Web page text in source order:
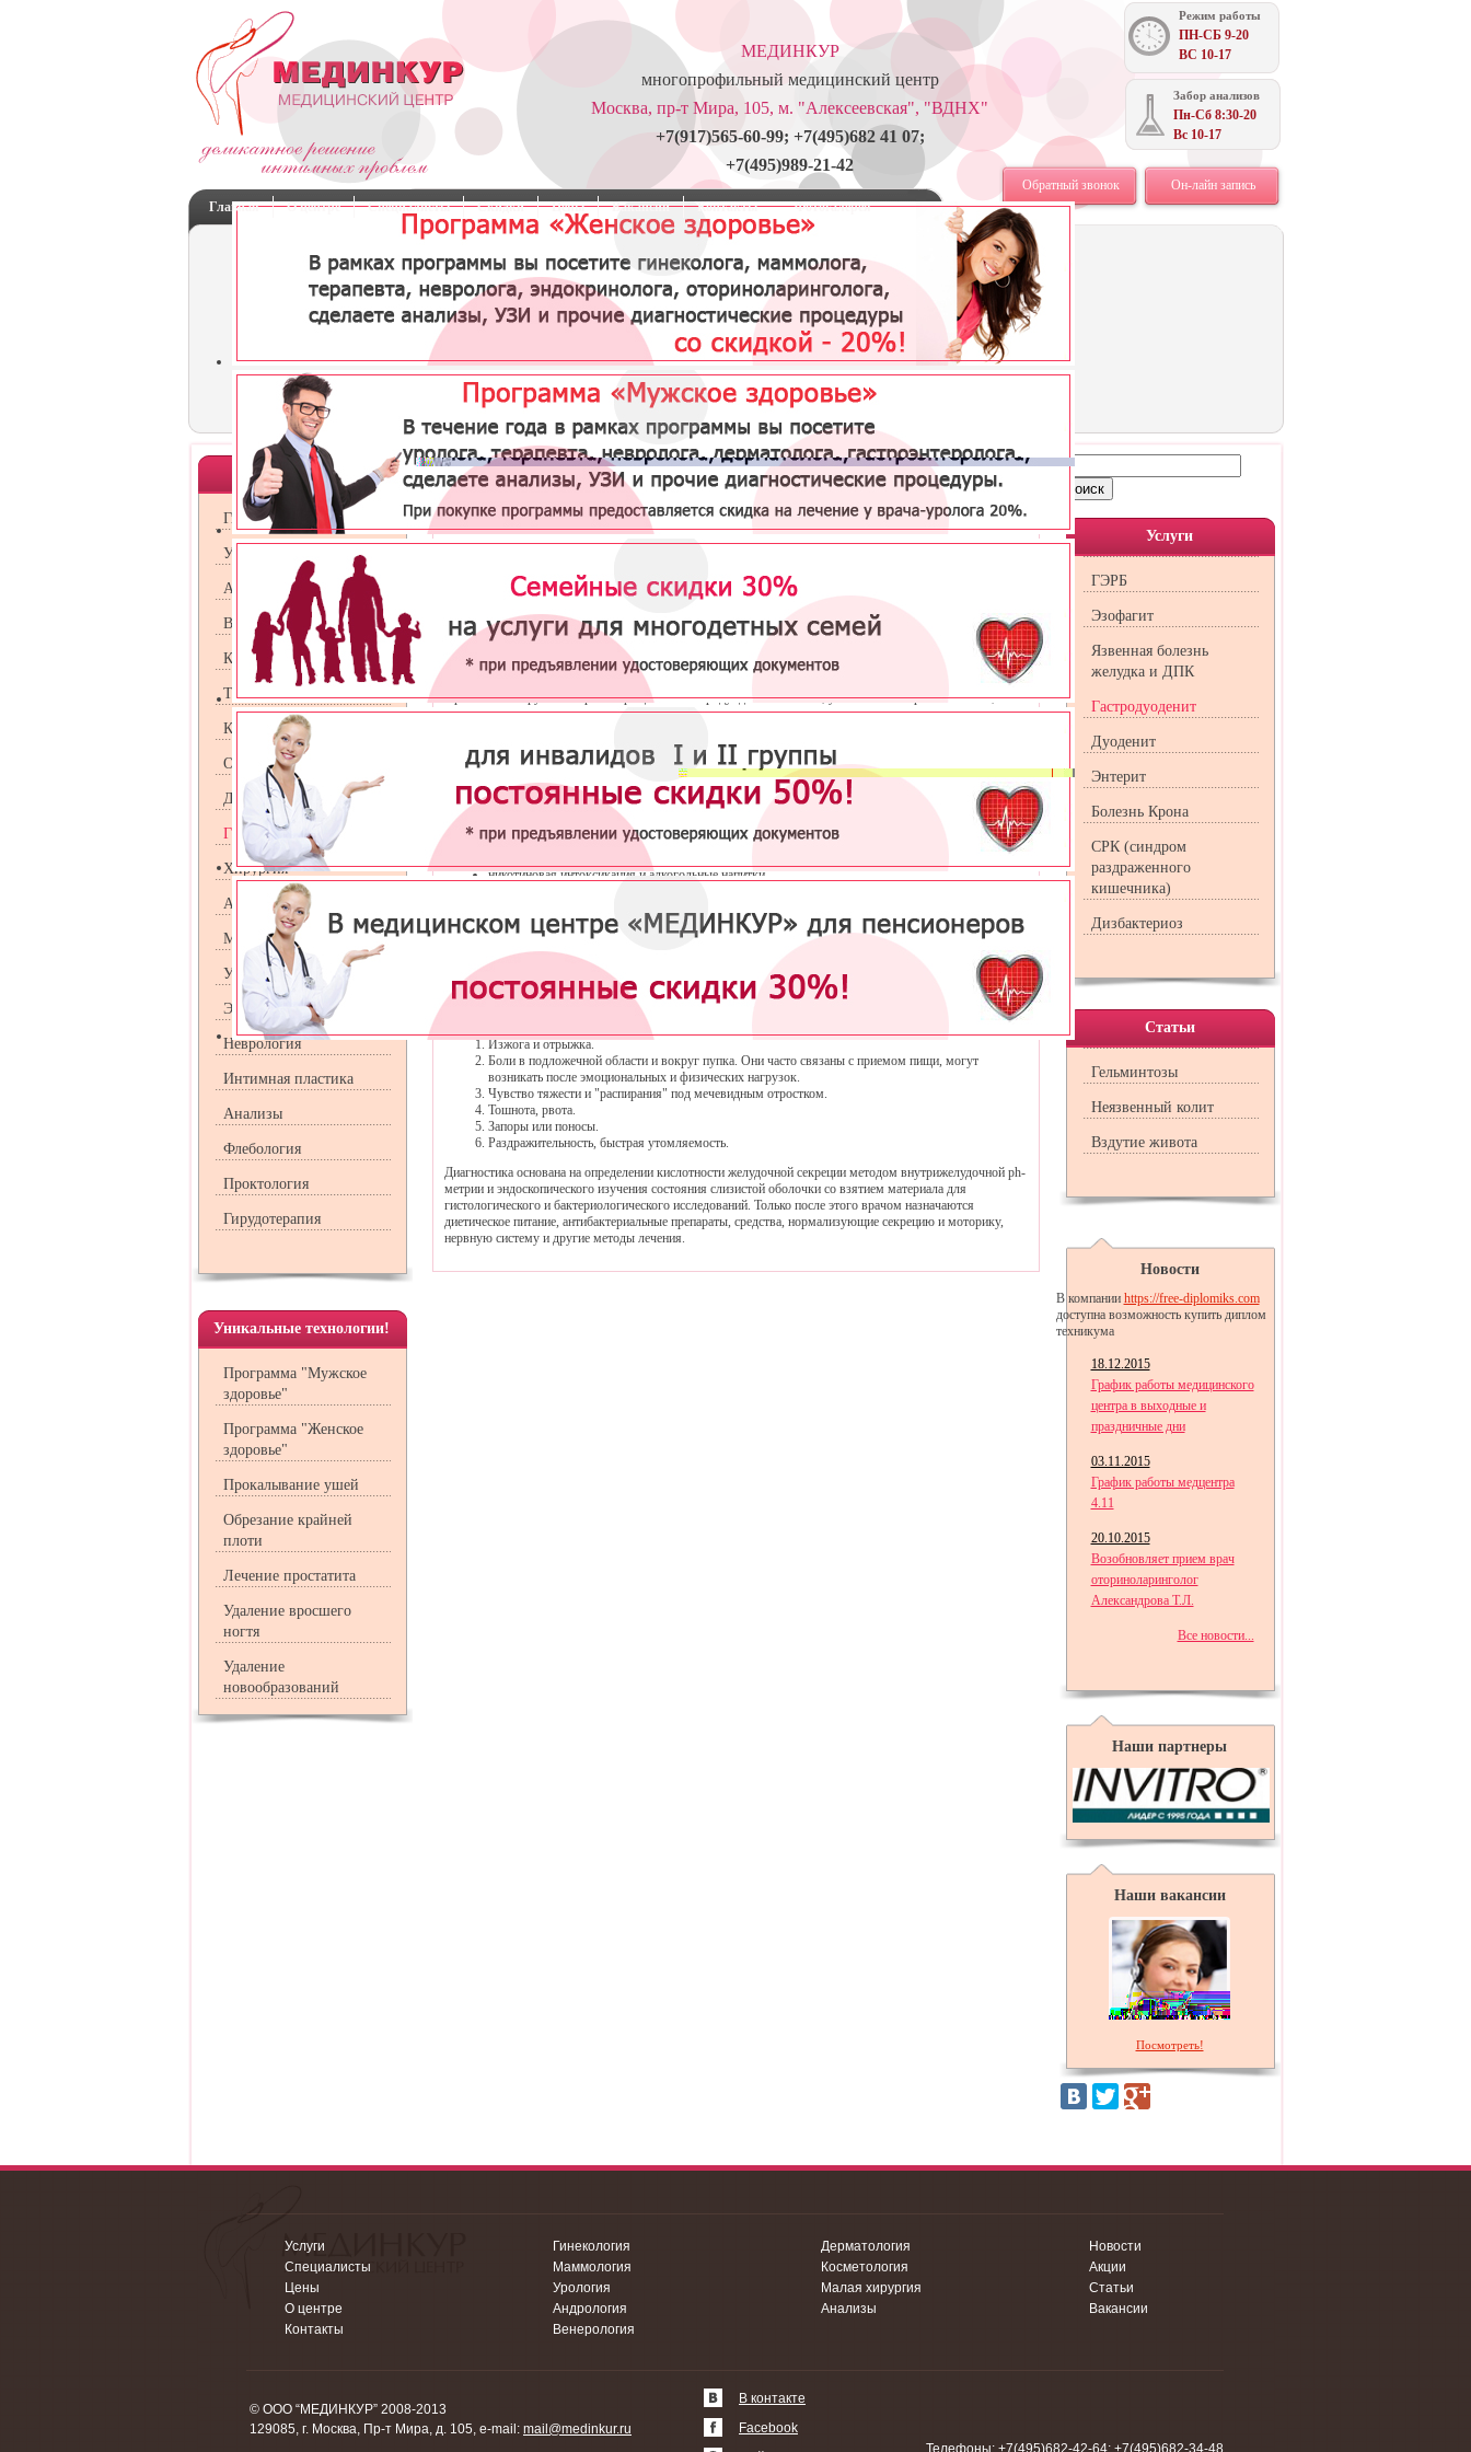
МЕДИНКУР
многопрофильный медицинский центр
Москва, пр-т Мира, 105, м. "Алексеевская", "ВДНХ"
+7(917)565-60-99; +7(495)682 41 07;
+7(495)989-21-42
Режим работы
ПН-СБ 9-20
ВС 10-17
Забор анализов
Пн-Сб 8:30-20
Вс 10-17
Обратный звонок
Он-лайн запись
Главная
О центре Специалисты Скидки Цены Вакансии Контакты Фотогалерея
Отделения
Гинекология
Урология
Андрология
Венерология
Косметология
Терапия
Кардиология
Оториноларингология
Дерматология
Гастроэнтрология
Хирургия
Аллергология
Маммология
УЗИ
Эндокринология
Неврология
Интимная пластика
Анализы
Флебология
Проктология
Гирудотерапия
Уникальные технологии!
Программа "Мужское
здоровье"
Программа "Женское
здоровье"
Прокалывание ушей
Обрезание крайней
плоти
Лечение простатита
Удаление вросшего
ногтя
Удаление
новообразований
Гастродуоденит
Гастродуоденит — это заболевание, сопровождающееся воспалением в желудке, двенадцатиперстной
кишке слизистых оболочек.
По течению болезни различают две формы гастродуоденита — острую и хроническую. В первом случае
он может быть вызван грубой пищей, бактериальной инфекцией, химически агрессивными веществами.
При хронических формах воспаления слизистой оболочки часто возникают эрозивные и язвенные
процессы. В свою очередь хронический гастродуоденит всегда встречается при язвенной болезни желудка
и двенадцатиперстной кишки.
Причины — нарушение кровообращения в гастродуоденальной зоне, уменьшение выработки слизи,
защищающей оболочку, и повышенная секреция клетками желудка соляной кислоты.
стрессовые ситуации и длительные психоэмоциональные нагрузки;
нерациональное питание и систематическое нарушение его режима;
хронические заболевания — эндокринные, сердечно-сосудистые, болезни печени и желчного
пузыря;
прием лекарственных препаратов (нестероидные противовоспалительные, ацетилсалициловая
кислота);
генетическая предрасположенность;
никотиновая интоксикация и алкогольные напитки.
двигательной активности (дискинезия) двенадцатиперстной кишки, агрессивного воздействия (в 75%)
бактерии Helicobacter pylori и других.
Клинические проявления
Гастродуоденит может протекать с нормальной секрецией, пониженной, но чаще всего — с повышенной.
От этого во многом зависит и проявление заболевания. Основные симптомы:
Изжога и отрыжка.
Боли в подложечной области и вокруг пупка. Они часто связаны с приемом пищи, могут
возникать после эмоциональных и физических нагрузок.
Чувство тяжести и "распирания" под мечевидным отростком.
Тошнота, рвота.
Запоры или поносы.
Раздражительность, быстрая утомляемость.
Диагностика основана на определении кислотности желудочной секреции методом внутрижелудочной ph-
метрии и эндоскопического изучения состояния слизистой оболочки со взятием материала для
гистологического и бактериологического исследований. Только после этого врачом назначаются
диетическое питание, антибактериальные препараты, средства, нормализующие секрецию и моторику,
нервную систему и другие методы лечения.
Услуги
ГЭРБ
Эзофагит
Язвенная болезнь
желудка и ДПК
Гастродуоденит
Дуоденит
Энтерит
Болезнь Крона
СРК (синдром
раздраженного
кишечника)
Дизбактериоз
Статьи
Гельминтозы
Неязвенный колит
Вздутие живота
Новости
В компании https://free-diplomiks.com
доступна возможность купить диплом
техникума
18.12.2015
График работы медицинского
центра в выходные и
праздничные дни
03.11.2015
График работы медцентра
4.11
20.10.2015
Возобновляет прием врач
оториноларинголог
Александрова Т.Л.
Все новости...
Наши партнеры
Наши вакансии
Посмотреть!
Услуги
Специалисты
Цены
О центре
Контакты
Гинекология
Маммология
Урология
Андрология
Венерология
Дерматология
Косметология
Малая хирургия
Анализы
Новости
Акции
Статьи
Вакансии
© ООО “МЕДИНКУР” 2008-2013
129085, г. Москва, Пр-т Мира, д. 105, e-mail: mail@medinkur.ru
Телефоны: +7(495)682-42-64; +7(495)682-34-48
В контакте
Facebook